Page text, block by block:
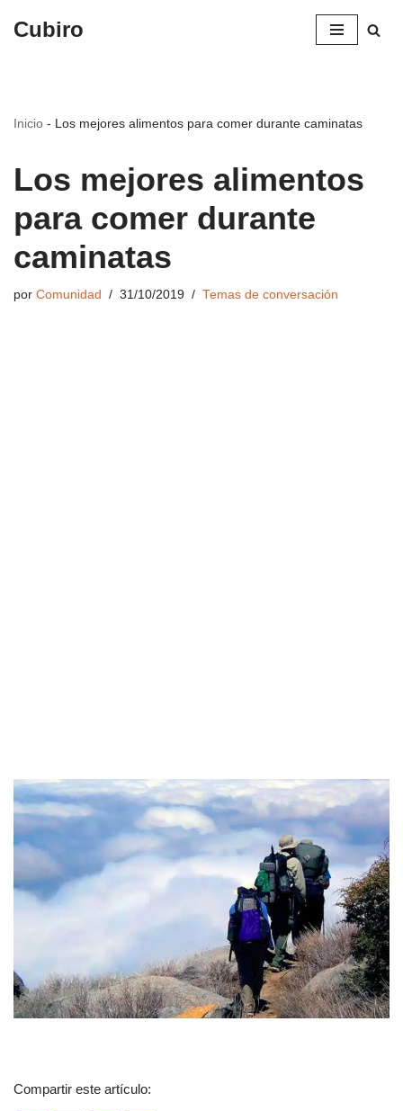
Cubiro
Inicio - Los mejores alimentos para comer durante caminatas
Los mejores alimentos
para comer durante
caminatas
por Comunidad 31/10/2019 Temas de conversación
Compartir este artículo: